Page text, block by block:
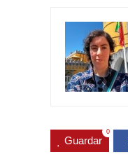
Guardar
0